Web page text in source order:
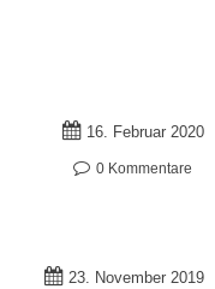
16. Februar 2020
0 Kommentare
23. November 2019